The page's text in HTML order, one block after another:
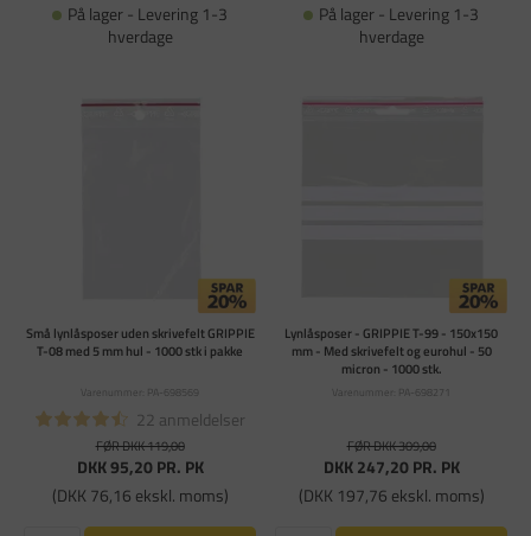
På lager - Levering 1-3
hverdage
På lager - Levering 1-3
hverdage
Små lynlåsposer uden skrivefelt GRIPPIE
T-08 med 5 mm hul - 1000 stk i pakke
Varenummer: PA-698569
22 anmeldelser
FØR DKK 119,00
DKK 95,20PR. PK
(DKK 76,16 ekskl. moms)
Lynlåsposer - GRIPPIE T-99 - 150x150
mm - Med skrivefelt og eurohul - 50
micron - 1000 stk.
Varenummer: PA-698271
FØR DKK 309,00
DKK 247,20PR. PK
(DKK 197,76 ekskl. moms)